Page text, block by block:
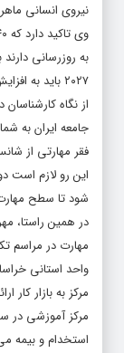
نیروی انسانی
۲۰۲۷ باید به افزایش مهارت و آموزش‌های مجدد بپردازند.
از نگاه
جامعه ایران به
فقر مهارتی از
این رو لازم است
شود تا سطح مهارت
در همین راستا،
مهارت در مراسم
واحد استانی
مرکز آموزشی در
استخدام و بیمه